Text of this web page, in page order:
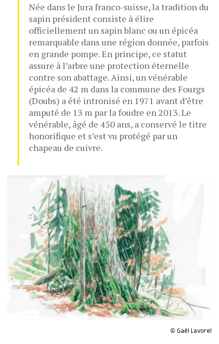
Née dans le Jura franco-suisse, la tradition du
sapin président consiste à élire
officiellement un sapin blanc ou un épicéa
remarquable dans une région donnée, parfois
en grande pompe. En principe, ce statut
assure à l’arbre une protection éternelle
contre son abattage. Ainsi, un vénérable
épicéa de 42 m dans la commune des Fourgs
(Doubs) a été intronisé en 1971 avant d’être
amputé de 13 m par la foudre en 2013. Le
vénérable, âgé de 450 ans, a conservé le titre
honorifique et s’est vu protégé par un
chapeau de cuivre.
© Gaël Lavorel